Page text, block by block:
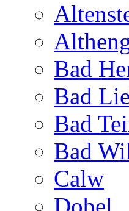
Bad
Bad
Bad
Bad
Calw